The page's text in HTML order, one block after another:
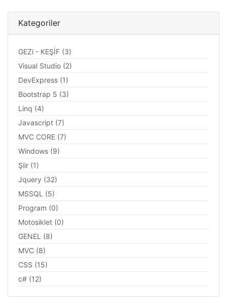
Kategoriler
GEZi - KEŞİF (3)
Visual Studio (2)
DevExpress (1)
Bootstrap 5 (3)
Linq (4)
Javascript (7)
MVC CORE (7)
Windows (9)
Şiir (1)
Jquery (32)
MSSQL (5)
Program (0)
Motosiklet (0)
GENEL (8)
MVC (8)
CSS (15)
c# (12)